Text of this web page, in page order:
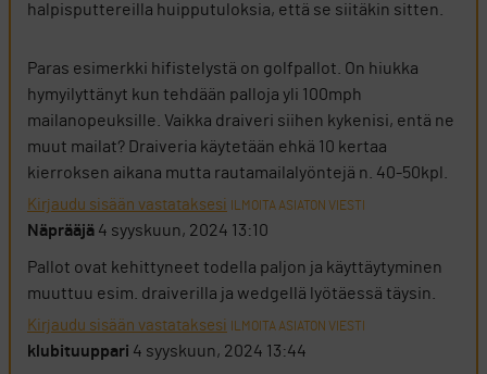
halpisputtereilla huipputuloksia, että se siitäkin sitten.
Paras esimerkki hifistelystä on golfpallot. On hiukka
hymyilyttänyt kun tehdään palloja yli 100mph
mailanopeuksille. Vaikka draiveri siihen kykenisi, entä ne
muut mailat? Draiveria käytetään ehkä 10 kertaa
kierroksen aikana mutta rautamailalyöntejä n. 40-50kpl.
Kirjaudu sisään vastataksesi ILMOITA ASIATON VIESTI
Näprääjä 4 syyskuun, 2024 13:10
Pallot ovat kehittyneet todella paljon ja käyttäytyminen
muuttuu esim. draiverilla ja wedgellä lyötäessä täysin.
Kirjaudu sisään vastataksesi ILMOITA ASIATON VIESTI
klubituuppari 4 syyskuun, 2024 13:44